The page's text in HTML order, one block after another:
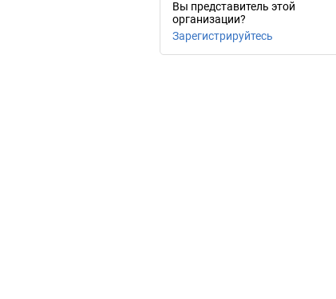
Вы представитель этой
организации?
Зарегистрируйтесь